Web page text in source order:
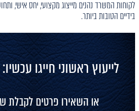
לקוחות המשרד נהנים מייצוג מקצועי, יחס אישי,
בידיים הטובות ביותר.
לייעוץ ראשוני חייגו עכשיו: 054-7713271
או השאירו פרטים לקבלת